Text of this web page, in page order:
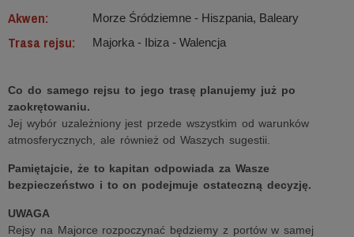
Akwen: Morze Śródziemne ‐ Hiszpania, Baleary
Trasa rejsu: Majorka - Ibiza - Walencja
Co do samego rejsu to jego trasę planujemy już po
zaokrętowaniu.
Jej wybór uzależniony jest przede wszystkim od warunków
atmosferycznych, ale również od Waszych sugestii.
Pamiętajcie, że to kapitan odpowiada za Wasze
bezpieczeństwo i to on podejmuje ostateczną decyzję.
UWAGA
Rejsy na Majorce rozpoczynać będziemy z portów w samej